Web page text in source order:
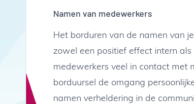
Namen van medewerkers
Het borduren van de namen van
zowel een positief effect intern
medewerkers veel in contact met
borduursel de omgang
namen verheldering in de